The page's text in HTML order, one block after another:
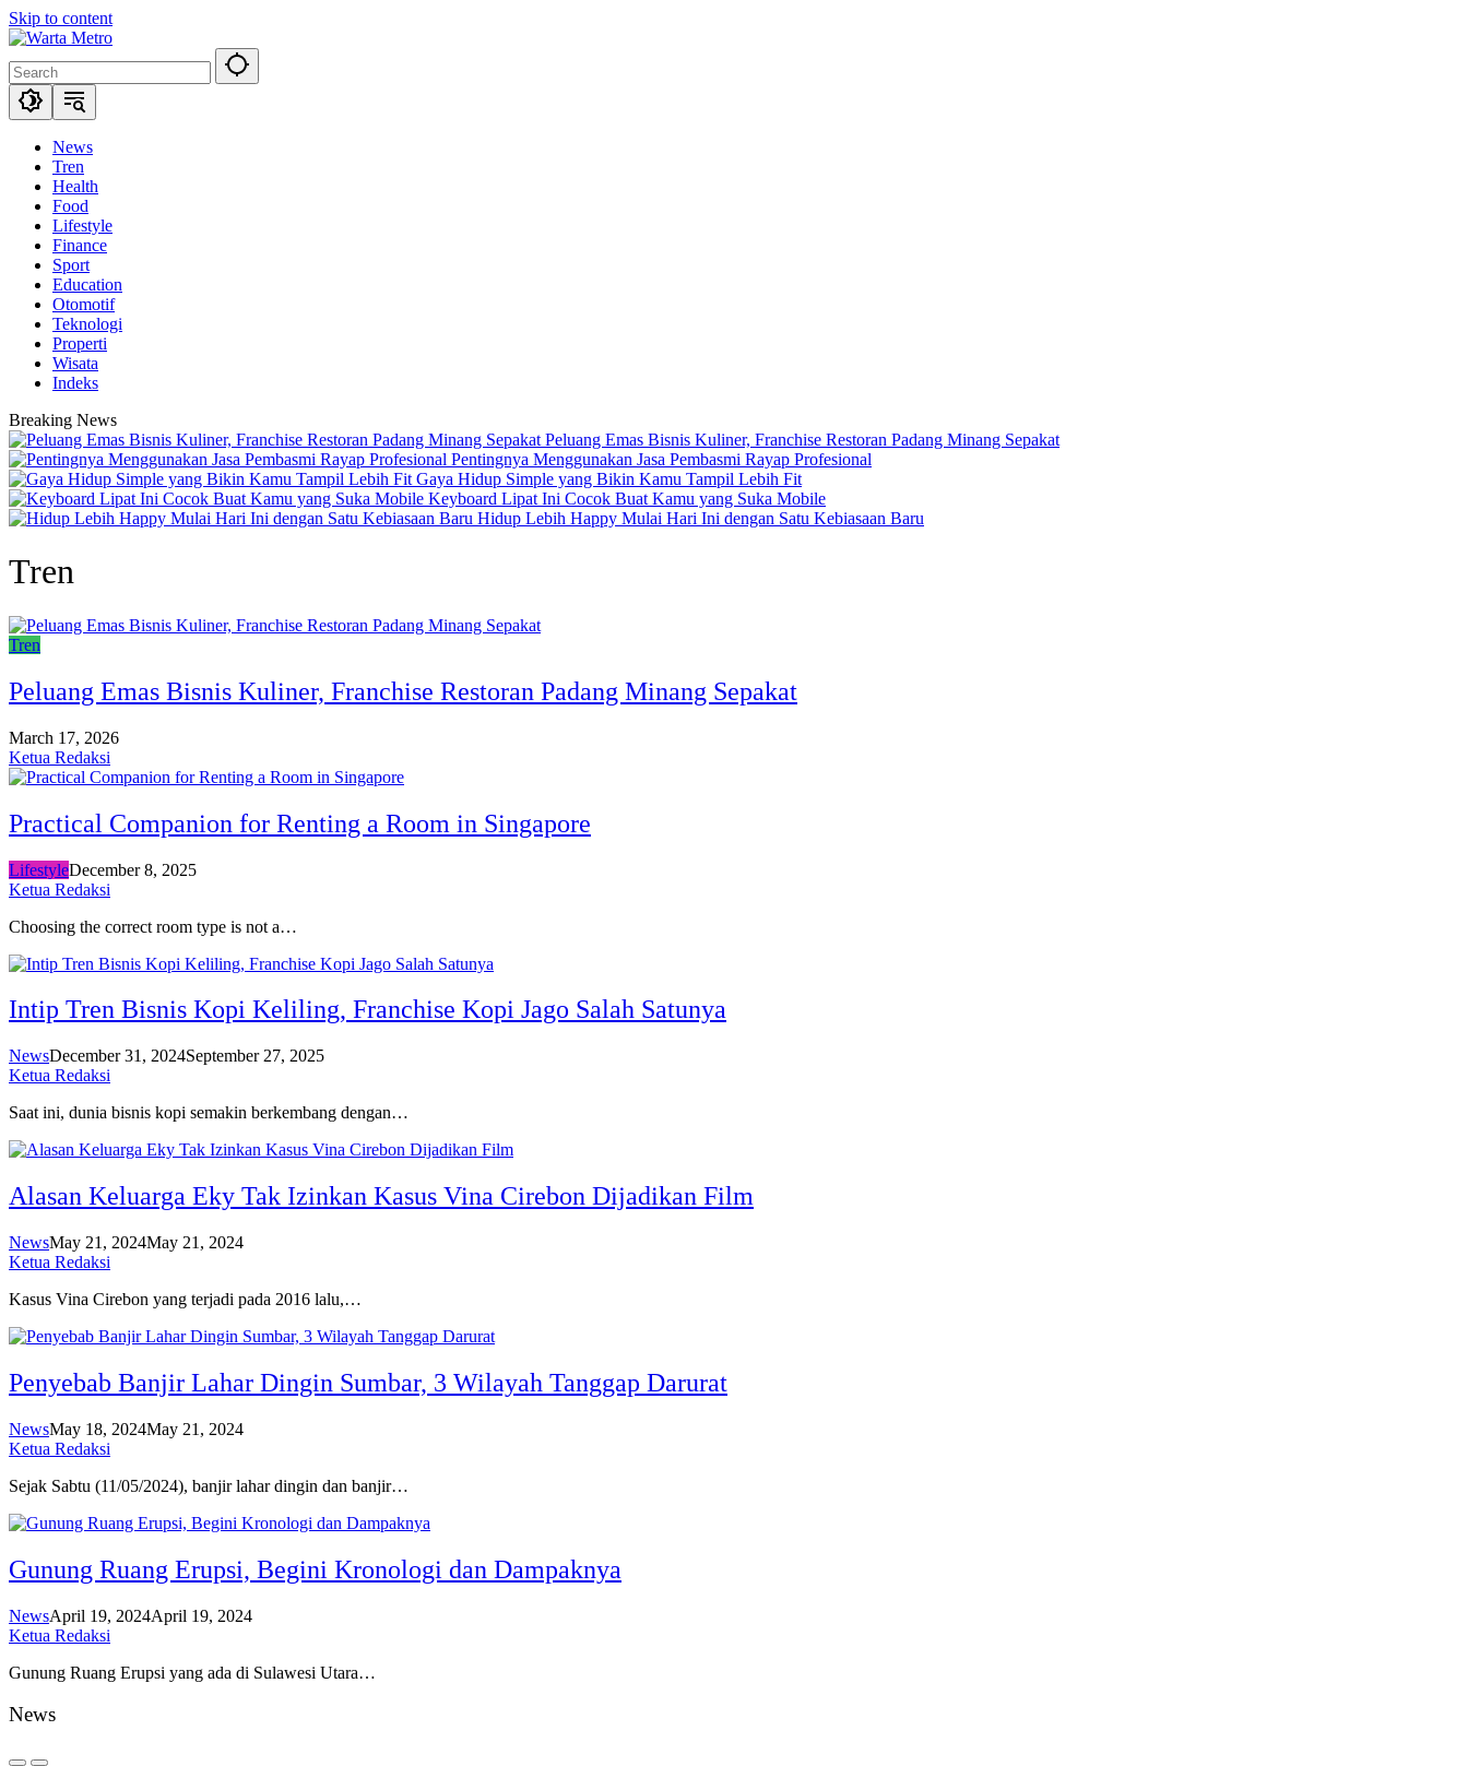
Skip to content
News
Tren
Health
Food
Lifestyle
Finance
Sport
Education
Otomotif
Teknologi
Properti
Wisata
Indeks
Breaking News
Peluang Emas Bisnis Kuliner, Franchise Restoran Padang Minang Sepakat
Pentingnya Menggunakan Jasa Pembasmi Rayap Profesional
Gaya Hidup Simple yang Bikin Kamu Tampil Lebih Fit
Keyboard Lipat Ini Cocok Buat Kamu yang Suka Mobile
Hidup Lebih Happy Mulai Hari Ini dengan Satu Kebiasaan Baru
Tren
Tren
Peluang Emas Bisnis Kuliner, Franchise Restoran Padang Minang Sepakat
March 17, 2026
Ketua Redaksi
Practical Companion for Renting a Room in Singapore
LifestyleDecember 8, 2025
Ketua Redaksi
Choosing the correct room type is not a…
Intip Tren Bisnis Kopi Keliling, Franchise Kopi Jago Salah Satunya
NewsDecember 31, 2024September 27, 2025
Ketua Redaksi
Saat ini, dunia bisnis kopi semakin berkembang dengan…
Alasan Keluarga Eky Tak Izinkan Kasus Vina Cirebon Dijadikan Film
NewsMay 21, 2024May 21, 2024
Ketua Redaksi
Kasus Vina Cirebon yang terjadi pada 2016 lalu,…
Penyebab Banjir Lahar Dingin Sumbar, 3 Wilayah Tanggap Darurat
NewsMay 18, 2024May 21, 2024
Ketua Redaksi
Sejak Sabtu (11/05/2024), banjir lahar dingin dan banjir…
Gunung Ruang Erupsi, Begini Kronologi dan Dampaknya
NewsApril 19, 2024April 19, 2024
Ketua Redaksi
Gunung Ruang Erupsi yang ada di Sulawesi Utara…
News